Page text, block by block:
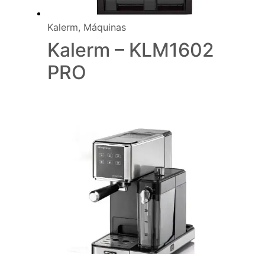
Kalerm, Máquinas
Kalerm – KLM1602
PRO